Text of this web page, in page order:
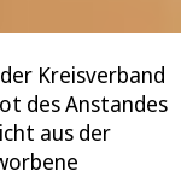
Kreisverband
des Anstandes
aus der